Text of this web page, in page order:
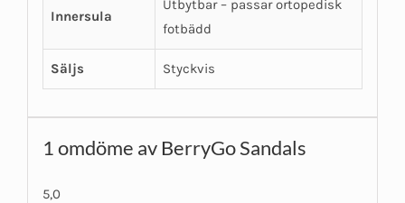
Innersula
Utbytbar – passar ortopedisk
fotbädd
Säljs Styckvis
1 omdöme av BerryGo Sandals
5,0